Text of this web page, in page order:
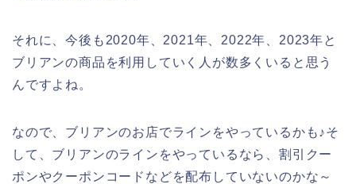
それに、今後も2020年、2021年、2022年、2023年と
ブリアンの商品を利用していく人が数多くいると思う
んですよね。
なので、ブリアンのお店でラインをやっているかも♪そ
して、ブリアンのラインをやっているなら、割引クー
ポンやクーポンコードなどを配布していないのかな～